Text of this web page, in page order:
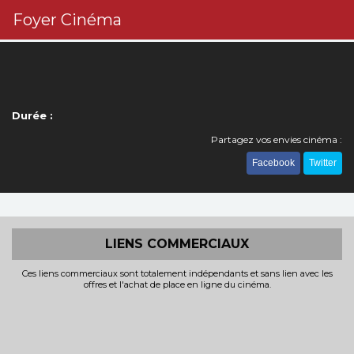
Foyer Cinéma
Durée :
Partagez vos envies cinéma :
Facebook Twitter
LIENS COMMERCIAUX
Ces liens commerciaux sont totalement indépendants et sans lien avec les
offres et l'achat de place en ligne du cinéma.